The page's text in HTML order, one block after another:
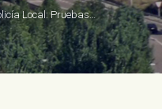
Local: Pruebas…